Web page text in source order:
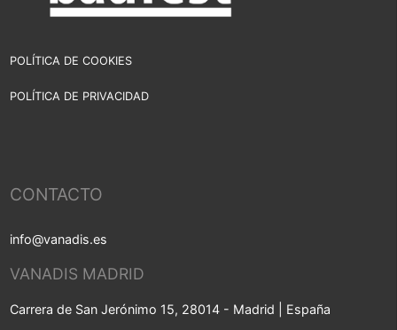
POLÍTICA DE COOKIES
POLÍTICA DE PRIVACIDAD
CONTACTO
info@vanadis.es
VANADIS MADRID
Carrera de San Jerónimo 15, 28014 - Madrid | España